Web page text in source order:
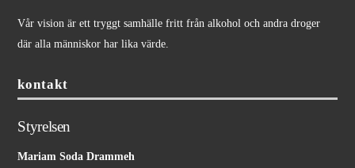
Vår vision är ett tryggt samhälle fritt från alkohol och andra droger
där alla människor har lika värde.
kontakt
Styrelsen
Mariam Soda Drammeh